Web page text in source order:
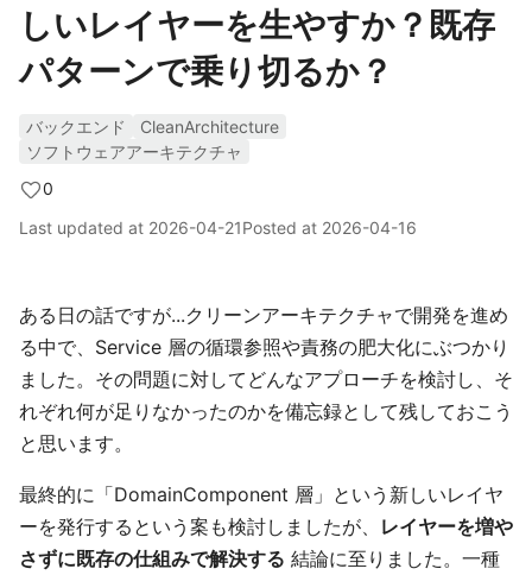
しいレイヤーを生やすか？既存
パターンで乗り切るか？
バックエンド
CleanArchitecture
ソフトウェアアーキテクチャ
0
Last updated at 2026-04-21Posted at 2026-04-16
ある日の話ですが...クリーンアーキテクチャで開発を進め
る中で、Service 層の循環参照や責務の肥大化にぶつかり
ました。その問題に対してどんなアプローチを検討し、そ
れぞれ何が足りなかったのかを備忘録として残しておこう
と思います。
最終的に「DomainComponent 層」という新しいレイヤ
ーを発行するという案も検討しましたが、 レイヤーを増や
さずに既存の仕組みで解決する 結論に至りました。一種